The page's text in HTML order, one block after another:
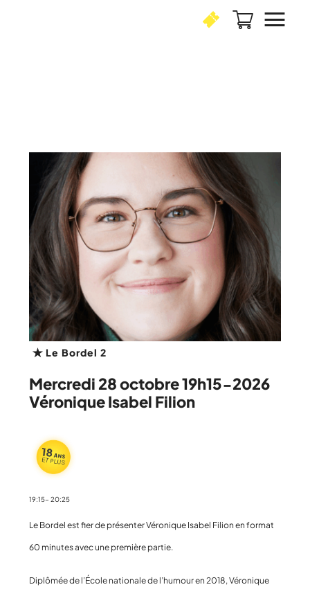
Le Bordel 2
Mercredi 28 octobre 19h15-2026
Véronique Isabel Filion
19:15- 20:25
Le Bordel est fier de présenter Véronique Isabel Filion en format
60 minutes avec une première partie.
Diplômée de l’École nationale de l’humour en 2018, Véronique